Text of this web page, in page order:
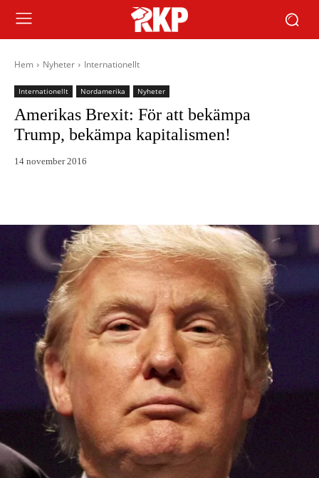
Hem Nyheter Internationellt
Internationellt Nordamerika Nyheter
Amerikas Brexit: För att bekämpa
Trump, bekämpa kapitalismen!
14 november 2016